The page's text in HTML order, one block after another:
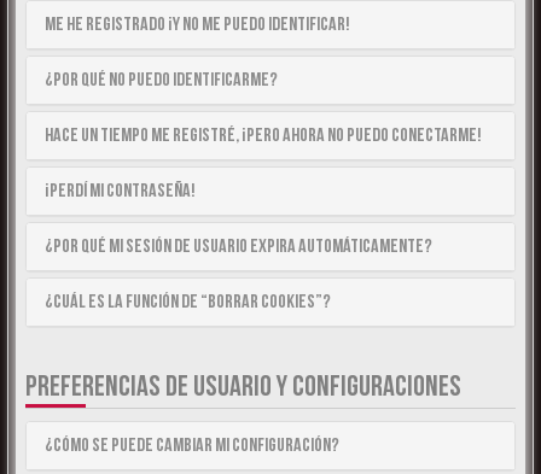
Me he registrado ¡y no me puedo identificar!
¿Por qué no puedo identificarme?
Hace un tiempo me registré, ¡pero ahora no puedo conectarme!
¡Perdí mi contraseña!
¿Por qué mi sesión de usuario expira automáticamente?
¿Cuál es la función de “Borrar cookies”?
PREFERENCIAS DE USUARIO Y CONFIGURACIONES
¿Cómo se puede cambiar mi configuración?